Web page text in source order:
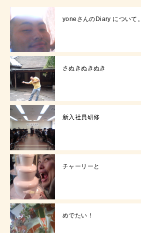
yoneさんのDiary について。
さぬきぬきぬき
新入社員研修
チャーリーと
めでたい！